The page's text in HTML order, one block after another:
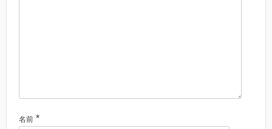
名前 *